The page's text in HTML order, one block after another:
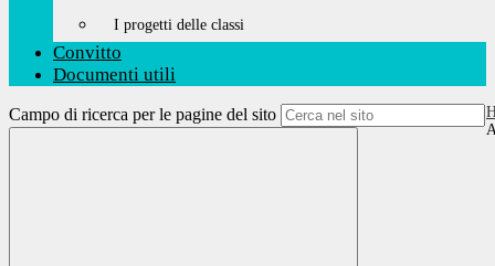
I progetti delle classi
Convitto
Documenti utili
Campo di ricerca per le pagine del sito